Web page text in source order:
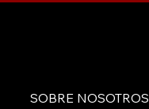
SOBRE NOSOTROS